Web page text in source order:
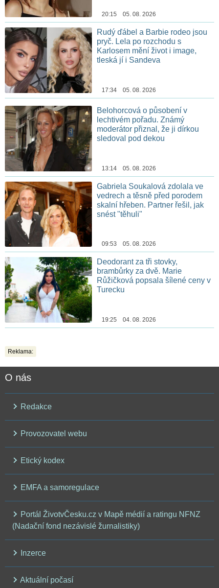
20:15 05. 08. 2026
Rudý ďábel a Barbie rodeo jsou
pryč. Lela po rozchodu s
Karlosem mění život i image,
tleská jí i Sandeva
17:34 05. 08. 2026
Belohorcová o působení v
lechtivém pořadu. Známý
moderátor přiznal, že ji dírkou
sledoval pod dekou
13:14 05. 08. 2026
Gabriela Soukalová zdolala ve
vedrech a těsně před porodem
skalní hřeben. Partner řešil, jak
snést "těhuli"
09:53 05. 08. 2026
Deodorant za tři stovky,
brambůrky za dvě. Marie
Růžičková popsala šílené ceny v
Turecku
19:25 04. 08. 2026
Reklama:
O nás
Redakce
Provozovatel webu
Etický kodex
EMFA a samoregulace
Portál ŽivotvČesku.cz v Mapě médií a ratingu NFNZ
(Nadační fond nezávislé žurnalistiky)
Inzerce
Aktuální počasí